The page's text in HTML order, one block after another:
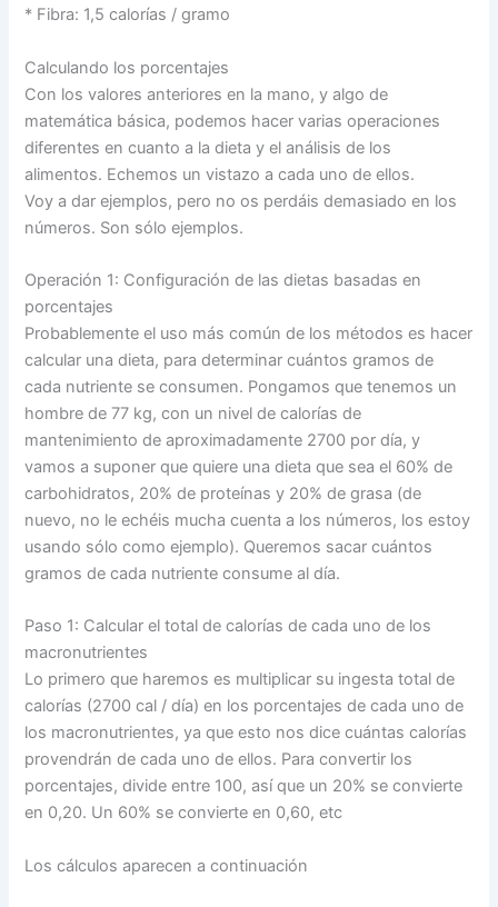
* Fibra: 1,5 calorías / gramo
Calculando los porcentajes
Con los valores anteriores en la mano, y algo de
matemática básica, podemos hacer varias operaciones
diferentes en cuanto a la dieta y el análisis de los
alimentos. Echemos un vistazo a cada uno de ellos.
Voy a dar ejemplos, pero no os perdáis demasiado en los
números. Son sólo ejemplos.
Operación 1: Configuración de las dietas basadas en
porcentajes
Probablemente el uso más común de los métodos es hacer
calcular una dieta, para determinar cuántos gramos de
cada nutriente se consumen. Pongamos que tenemos un
hombre de 77 kg, con un nivel de calorías de
mantenimiento de aproximadamente 2700 por día, y
vamos a suponer que quiere una dieta que sea el 60% de
carbohidratos, 20% de proteínas y 20% de grasa (de
nuevo, no le echéis mucha cuenta a los números, los estoy
usando sólo como ejemplo). Queremos sacar cuántos
gramos de cada nutriente consume al día.
Paso 1: Calcular el total de calorías de cada uno de los
macronutrientes
Lo primero que haremos es multiplicar su ingesta total de
calorías (2700 cal / día) en los porcentajes de cada uno de
los macronutrientes, ya que esto nos dice cuántas calorías
provendrán de cada uno de ellos. Para convertir los
porcentajes, divide entre 100, así que un 20% se convierte
en 0,20. Un 60% se convierte en 0,60, etc
Los cálculos aparecen a continuación